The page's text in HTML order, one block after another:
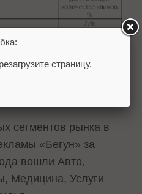
сегментов рынка в
«Бегун» за
вошли Авто,
Медицина, Услуги
страницу.